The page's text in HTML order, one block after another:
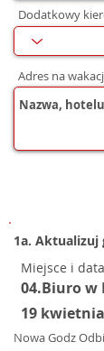
Dodatkowy
Adres na
1a. Aktualizuj
Miejsce i
04.Biuro w
19
Nowa Godz